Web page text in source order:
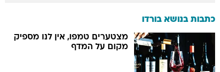
כתבות בנושא בורדו
מצטערים טמפו, אין לנו מספיק
מקום על המדף